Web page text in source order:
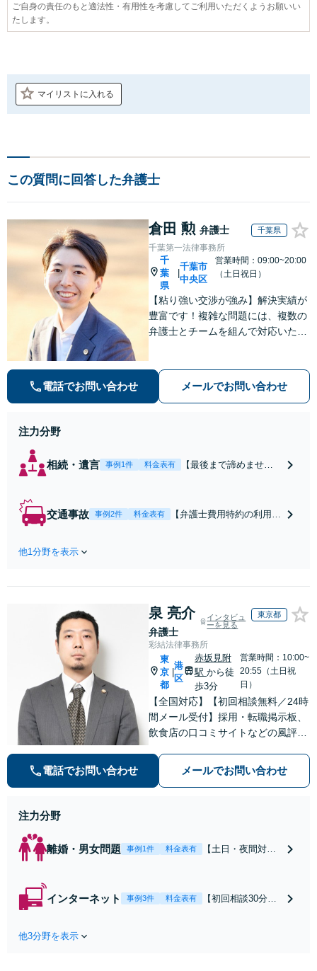
ご自身の責任のもと適法性・有用性を考慮してご利用いただくようお願いい
たします。
マイリストに入れる
この質問に回答した弁護士
倉田 勲 弁護士 千葉県
千葉第一法律事務所
千
葉
県
千葉市
中央区
営業時間：09:00~20:00
（土日祝日）
【粘り強い交渉が強み】解決実績が
豊富です！複雑な問題には、複数の
弁護士とチームを組んで対応いたし
添い、不安を軽減します。まずはお
気軽にご相談ください。
電話でお問い合わせ メールでお問い合わせ
注力分野
相続・遺言 事例1件 料金表有
【最後まで諦めませ
合意してしまう前にご
放棄も対応可能。【JR
千葉駅近く】駐車場あ
交通事故 事例2件 料金表有
【弁護士費用特約の利用＆
我された方はまずご相談く
は損をしてしまうかもしれ
ません。代わりに交渉・手
続きをし、負担を軽減。
他1分野を表示
泉 亮介
弁護士
インタビュ
ーを見る
東京都
彩結法律事務所
東
京
都
港
区
赤坂見附
駅 から徒
歩3分
営業時間：10:00~
20:55（土日祝
日）
【全国対応】【初回相談無料／24時
間メール受付】採用・転職掲示板、
飲食店の口コミサイトなどの風評被
の種類を問わず相談可。可能な限り
早期対応で駆けつけサポート【労
電話でお問い合わせ メールでお問い合わせ
注力分野
離婚・男女問題 事例1件 料金表有
【土日・夜間対応
れたら、サインす
インターネット 事例3件 料金表有
【初回相談30分無
他3分野を表示